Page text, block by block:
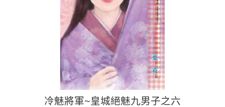
冷魅將軍~皇城絕魅九男子之六